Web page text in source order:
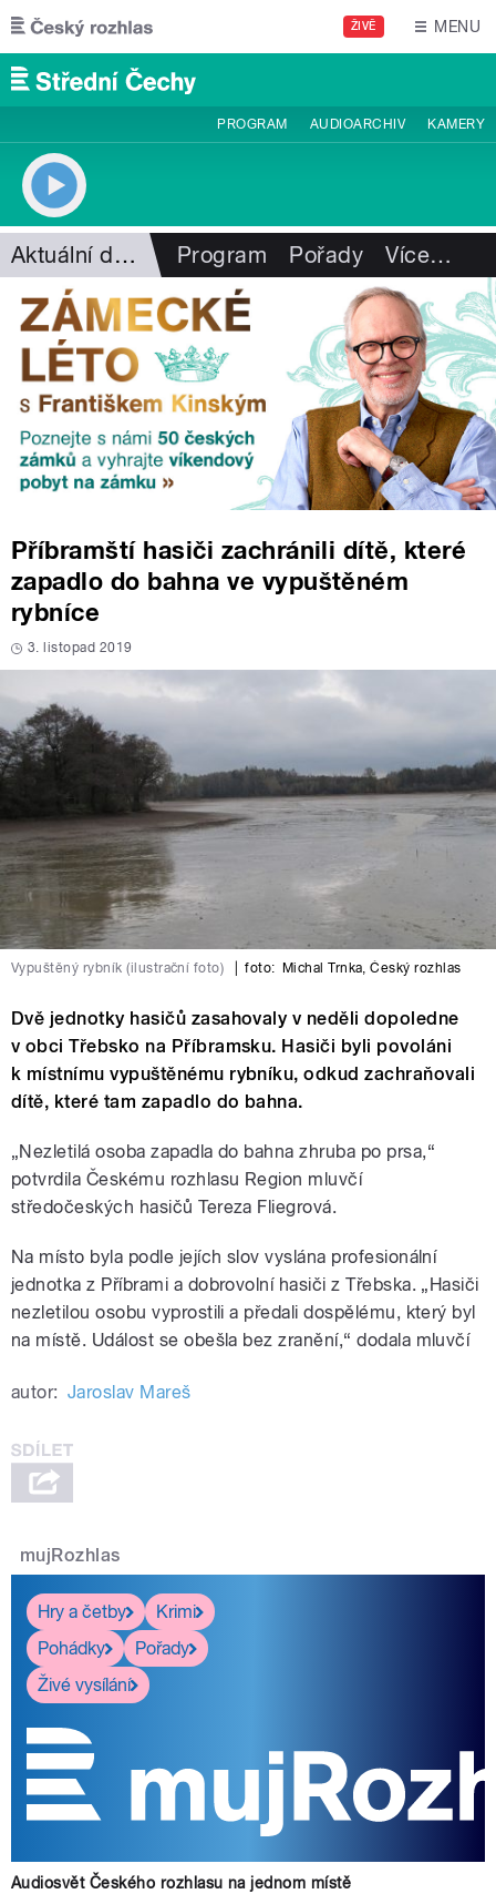
Přejít k hlavnímu obsahu
ŽIVĚ MENU
PROGRAM AUDIOARCHIV KAMERY
Aktuální dění Program Pořady Více…
Příbramští hasiči zachránili dítě, které
zapadlo do bahna ve vypuštěném
rybníce
3. listopad 2019
Vypuštěný rybník (ilustrační foto) foto: Michal Trnka,Český rozhlas
Dvě jednotky hasičů zasahovaly v neděli dopoledne
v obci Třebsko na Příbramsku. Hasiči byli povoláni
k místnímu vypuštěnému rybníku, odkud zachraňovali
dítě, které tam zapadlo do bahna.
„Nezletilá osoba zapadla do bahna zhruba po prsa,“
potvrdila Českému rozhlasu Region mluvčí
středočeských hasičů Tereza Fliegrová.
Na místo byla podle jejích slov vyslána profesionální
jednotka z Příbrami a dobrovolní hasiči z Třebska. „Hasiči
nezletilou osobu vyprostili a předali dospělému, který byl
na místě. Událost se obešla bez zranění,“ dodala mluvčí
autor: Jaroslav Mareš
mujRozhlas
Hry a četby
Krimi
Pohádky
Pořady
Živé vysílání
Audiosvět Českého rozhlasu na jednom místě